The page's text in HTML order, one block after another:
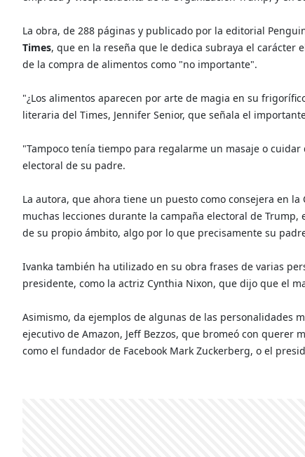
La obra, de 288 páginas y publicado por la editorial
Times, que en la reseña que le dedica subraya el
de la compra de alimentos como "no importante".
"¿Los alimentos aparecen por arte de magia en su
literaria del Times, Jennifer Senior, que señala el
"Tampoco tenía tiempo para regalarme un masaje o
electoral de su padre.
La autora, que ahora tiene un puesto como consejera en
muchas lecciones durante la campaña electoral de
de su propio ámbito, algo por lo que precisamente su
Ivanka también ha utilizado en su obra frases de varias
presidente, como la actriz Cynthia Nixon, que dijo que el
Asimismo, da ejemplos de algunas de las personalidades
ejecutivo de Amazon, Jeff Bezzos, que bromeó con querer
como el fundador de Facebook Mark Zuckerberg, o el